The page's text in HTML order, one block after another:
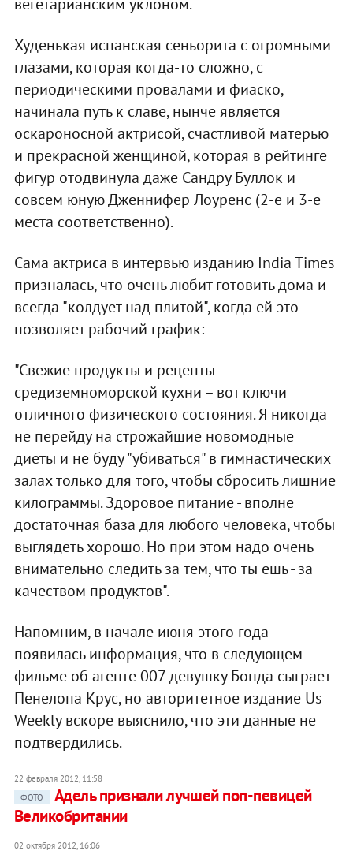
вегетарианским уклоном.
Худенькая испанская сеньорита с огромными
глазами, которая когда-то сложно, с
периодическими провалами и фиаско,
начинала путь к славе, нынче является
оскароносной актрисой, счастливой матерью
и прекрасной женщиной, которая в рейтинге
фигур отодвинула даже Сандру Буллок и
совсем юную Дженнифер Лоуренс (2-е и 3-е
места соответственно).
Сама актриса в интервью изданию India Times
призналась, что очень любит готовить дома и
всегда "колдует над плитой", когда ей это
позволяет рабочий график:
"Свежие продукты и рецепты
средиземноморской кухни – вот ключи
отличного физического состояния. Я никогда
не перейду на строжайшие новомодные
диеты и не буду "убиваться" в гимнастических
залах только для того, чтобы сбросить лишние
килограммы. Здоровое питание - вполне
достаточная база для любого человека, чтобы
выглядеть хорошо. Но при этом надо очень
внимательно следить за тем, что ты ешь - за
качеством продуктов".
Напомним, в начале июня этого года
появилась информация, что в следующем
фильме об агенте 007 девушку Бонда сыграет
Пенелопа Крус, но авторитетное издание Us
Weekly вскоре выяснило, что эти данные не
подтвердились.
22 февраля 2012, 11:58
ФОТО
Адель признали лучшей поп-певицей
Великобритании
02 октября 2012, 16:06